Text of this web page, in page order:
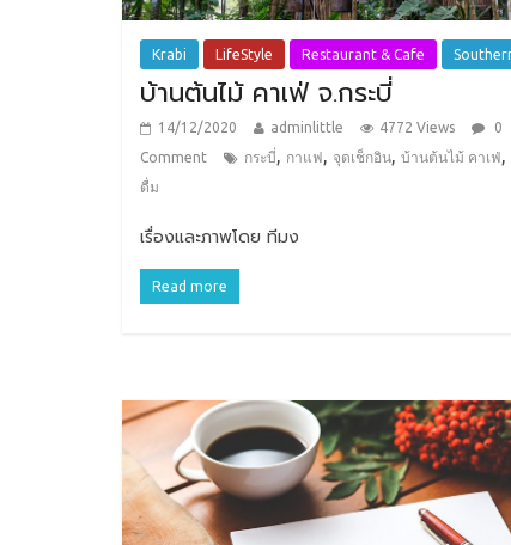
Krabi LifeStyle Restaurant & Cafe
บ้านต้นไม้ คาเฟ่ จ.กระบี่
14/12/2020 adminlittle 4772 Views
0
Comment
กระบี่, กาแฟ , จุดเช็กอิน, บ้านต้นไม้ คาเฟ่ ,
ดื่ม
เรื่องและภาพโดย ทีมง
Read more